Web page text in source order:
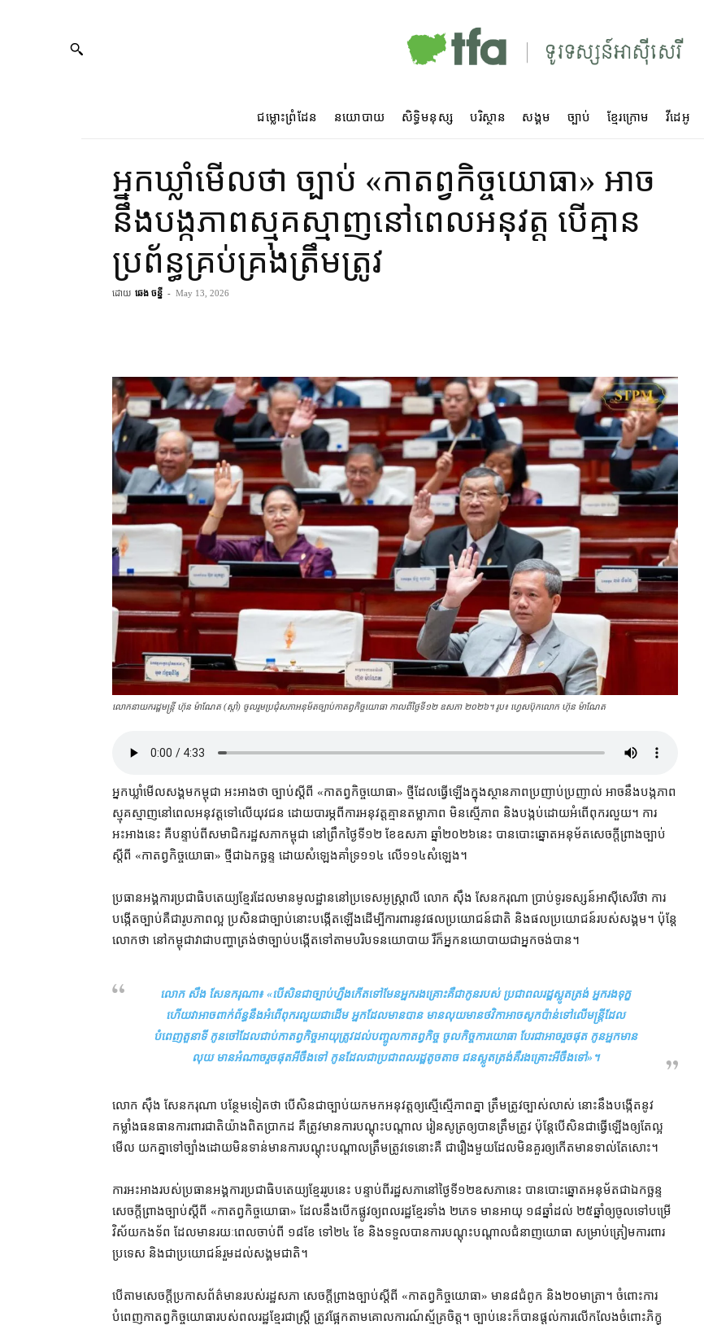
ជម្លោះព្រំដែន នយោបាយ សិទ្ធិមនុស្ស បរិស្ថាន សង្គម ច្បាប់ ខ្មែរក្រោម វីដេអូ
អ្នកឃ្លាំមើល​ថា ច្បាប់ «​កាតព្វកិច្ច​យោធា​» អាច​
នឹង​បង្ក​ភាពស្មុគស្មាញ​នៅ​ពេល​អនុវត្ត បើ​គ្មាន​
ប្រព័ន្ធ​គ្រប់គ្រង​ត្រឹម​ត្រូវ
ដោយ ឆេង ចន្នី - May 13, 2026
លោកនាយករដ្ឋមន្ត្រី ហ៊ុន ម៉ាណែត (ស្ដាំ) ចូលរួមប្រជុំសភាអនុម័តច្បាប់កាតព្វកិច្ច​យោធា កាលពីថ្ងៃទី១២ ឧសភា ២០២៦។ រូប៖ ហ្វេសប៊ុកលោក ហ៊ុន ម៉ាណែត
អ្នកឃ្លាំមើល​សង្គម​កម្ពុជា អះអាង​ថា ច្បាប់​ស្ដីពី «​កាតព្វកិច្ច​យោធា​» ថ្មី​ដែល​ធ្វើ​ឡើង​ក្នុង​ស្ថានភាព​ប្រញាប់ប្រញាល់ អាច​នឹង​បង្ក​ភាព
ស្មុគស្មាញ​នៅពេល​អនុវត្ត​ទៅលើ​យុវជន ដោយ​បារម្ភ​ពី​ការអនុវត្ត​គ្មាន​តម្លាភាព មិន​ស្មើភាព និង​បង្កប់​ដោយ​អំពើពុករលួយ​។ ការ​
អះអាង​នេះ គឺ​បន្ទាប់ពី​សមាជិក​រដ្ឋសភា​កម្ពុជា នៅ​ព្រឹក​ថ្ងៃទី​១២ ខែឧសភា ឆ្នាំ​២០២៦​នេះ បាន​បោះឆ្នោត​អនុម័ត​សេចក្តី​ព្រាងច្បាប់​
ស្តីពី «​កាតព្វកិច្ច​យោធា​» ថ្មី​ជា​ឯកច្ឆន្ទ ដោយ​សំឡេង​គាំទ្រ​១១៤ លើ​១១៤​សំឡេង។
ប្រធាន​អង្គការ​ប្រជាធិបតេយ្យ​ខ្មែរ​ដែល​មាន​មូលដ្ឋាន​នៅ​ប្រទេស​អូស្ត្រាលី លោក ស៊ឹង សែនករុណា ប្រាប់​ទូរទស្សន៍​អាស៊ីសេរី​ថា ការ
បង្កើត​ច្បាប់​គឺជា​រូប​ភាពល្អ ប្រសិនជា​ច្បាប់​នោះ​បង្កើត​ឡើង​ដើម្បី​ការពារ​នូវ​ផលប្រយោជន៍​ជាតិ និង​ផលប្រយោជន៍​របស់​សង្គម​។ ប៉ុន្តែ​
លោក​ថា នៅ​កម្ពុជា​វា​ជា​បញ្ហា​ត្រង់​ថា​ច្បាប់​បង្កើត​ទៅតាម​បរិបទ​នយោបាយ រឺ​ក៏​អ្នកនយោបាយ​ជា​អ្នក​ចង់បាន។
លោក សឹង សែនករុណា៖ «​បើសិនជា​ច្បាប់​ហ្នឹង​កើត​ទៅ​មែន​អ្នករងគ្រោះ​គឺជា​កូន​របស់ ប្រជាពលរដ្ឋ​ស្លូតត្រង់ អ្នក​រង​ទុក្ខ
ហើយ​វា​អាច​ពាក់ព័ន្ធ​នឹង​អំពើពុករលួយ​ជាដើម អ្នក​ដែល​មានបាន មាន​លុយ​មាន​ថវិកា​អាច​សូកប៉ាន់​ទៅលើ​មន្ត្រី​ដែល​
បំពេញ​តួនាទី កូនចៅ​ដែល​ជាប់​កាតព្វកិច្ច​អាយុ​ត្រូវ​ដល់​បញ្ចូល​កាតព្វកិច្ច ចូល​កិច្ចការ​យោធា បែរជា​អាច​រួចផុត កូន​អ្នក​មាន​
លុយ មានអំណាច​រួចផុត​អីចឹង​ទៅ កូន​ដែល​ជា​ប្រជាពលរដ្ឋ​តូចតាច ជន​ស្លូតត្រង់​គឺ​រងគ្រោះ​អីចឹង​ទៅ»។
លោក ស៊ឹង សែនករុណា បន្ថែមទៀត​ថា បើសិនជា​ច្បាប់​យក​មក​អនុវត្ត​ឲ្យ​ស្មើ​ស្មើភាព​គ្នា ត្រឹមត្រូវ​ច្បាស់លាស់ នោះ​នឹង​បង្កើត​នូវ​
កម្លាំង​ធនធាន​ការពារ​ជាតិ​យ៉ាង​ពិត​ប្រាកដ គឺ​ត្រូវ​មាន​ការ​បណ្ដុះបណ្ដាល រៀនសូត្រ​ឲ្យ​បាន​ត្រឹមត្រូវ ប៉ុន្តែ​បើសិនជា​ធ្វើឡើង​ឲ្យ​តែ​ល្អ
មើល យកគ្នា​ទៅ​ច្បាំង​ដោយ​មិន​ទាន់​មាន​ការ​បណ្ដុះបណ្ដាល​ត្រឹមត្រូវ​ទេ​នោះ​គឺ ជា​រឿង​មួយ​ដែល​មិន​គួរ​ឲ្យ​កើតមាន​ទាល់តែ​សោះ។
ការ​អះអាង​របស់​ប្រធាន​អង្គការ​ប្រជាធិបតេយ្យ​ខ្មែរ​រូប​នេះ បន្ទាប់ពី​រដ្ឋសភា​នៅ​ថ្ងៃទី​១២​ឧសភា​នេះ បាន​បោះឆ្នោត​អនុម័ត​ជា​ឯកច្ឆន្ទ
សេចក្តី​ព្រាងច្បាប់​ស្តីពី «​កាតព្វកិច្ច​យោធា​» ដែល​នឹង​បើកផ្លូវ​ឲ្យ​ពលរដ្ឋ​ខ្មែរ​ទាំង ២​ភេទ មាន​អាយុ ១៨​ឆ្នាំ​ដល់ ២៥​ឆ្នាំ​ឲ្យ​ចូល​ទៅ​បម្រើ​
វិស័យ​កងទ័ព ដែល​មាន​រយៈពេល​ចាប់ពី ១៨​ខែ ទៅ​២៤ ខែ និង​ទទួល​បាន​ការ​បណ្តុះបណ្តាល​ជំនាញ​យោធា សម្រាប់​ត្រៀម​ការពារ​
ប្រទេស និង​ជា​ប្រយោជន៍​រួម​ដល់​សង្គមជាតិ។
បើ​តាម​សេចក្តី​ប្រកាស​ព័ត៌មាន​របស់​រដ្ឋសភា សេចក្តី​ព្រាងច្បាប់​ស្តីពី «​កាតព្វកិច្ច​យោធា​» មាន​៨​ជំពូក និង​២០​មាត្រា​។ ចំពោះ​ការ​
បំពេញ​កាតព្វកិច្ច​យោធា​របស់​ពលរដ្ឋ​ខ្មែរ​ជា​ស្ត្រី ត្រូវ​ផ្អែក​តាម​គោលការណ៍​ស្ម័គ្រចិត្ត​។ ច្បាប់​នេះ​ក៏​បានផ្តល់​ការលើកលែង​ចំពោះ​ភិក្ខុ